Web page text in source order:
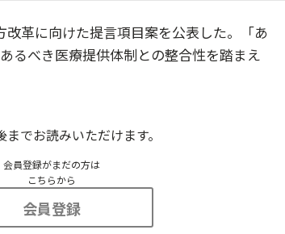
革に向けた提言項目案を公表した。「あ
るべき医療提供体制との整合性を踏まえ
でお読みいただけます。
会員登録がまだの方は
こちらから
会員登録